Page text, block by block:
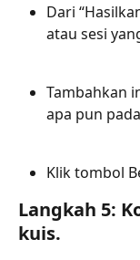
Dari
atau sesi
Tambahkan
apa pun
Klik tombol
Langkah 5:
kuis.